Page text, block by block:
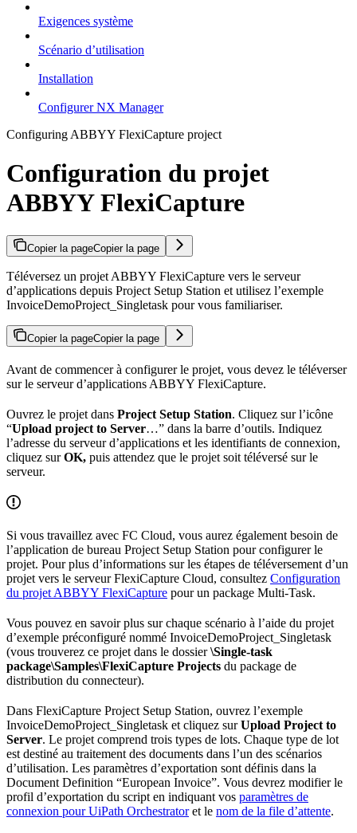
Exigences système
Scénario d’utilisation
Installation
Configurer NX Manager
Configuring ABBYY FlexiCapture project
Configuration du projet
ABBYY FlexiCapture
Copier la pageCopier la page
Téléversez un projet ABBYY FlexiCapture vers le serveur
d’applications depuis Project Setup Station et utilisez l’exemple
InvoiceDemoProject_Singletask pour vous familiariser.
Copier la pageCopier la page
Avant de commencer à configurer le projet, vous devez le téléverser
sur le serveur d’applications ABBYY FlexiCapture.
Ouvrez le projet dans Project Setup Station. Cliquez sur l’icône
“Upload project to Server…” dans la barre d’outils. Indiquez
l’adresse du serveur d’applications et les identifiants de connexion,
cliquez surOK, puis attendez que le projet soit téléversé sur le
serveur.
Si vous travaillez avec FC Cloud, vous aurez également besoin de
l’application de bureau Project Setup Station pour configurer le
projet. Pour plus d’informations sur les étapes de téléversement d’un
projet vers le serveur FlexiCapture Cloud, consultez Configuration
du projet ABBYY FlexiCapture pour un package Multi-Task.
Vous pouvez en savoir plus sur chaque scénario à l’aide du projet
d’exemple préconfiguré nommé InvoiceDemoProject_Singletask
(vous trouverez ce projet dans le dossier\Single-task
package\Samples\FlexiCapture Projects du package de
distribution du connecteur).
Dans FlexiCapture Project Setup Station, ouvrez l’exemple
InvoiceDemoProject_Singletask et cliquez surUpload Project to
Server. Le projet comprend trois types de lots. Chaque type de lot
est destiné au traitement des documents dans l’un des scénarios
d’utilisation. Les paramètres d’exportation sont définis dans la
Document Definition “European Invoice”. Vous devrez modifier le
profil d’exportation du script en indiquant vos paramètres de
connexion pour UiPath Orchestratoret le nom de la file d’attente.